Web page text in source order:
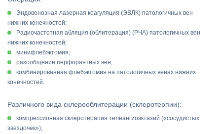
Эндовенозная лазерная коагуляция (ЭВЛК) патологичных вен
нижних конечностей;
Радиочастотная абляция (облитерация) (РЧА) патологичных вен
нижних конечностей;
минифлебэктомия;
разообщение перфорантных вен;
комбинированная флебэктомия на патологичных венах нижних
конечностей.
Различного вида склерооблитерации (склеротерпии):
компрессионная склеротерапия телеангиоэктазий («сосудистых
звездочек»);